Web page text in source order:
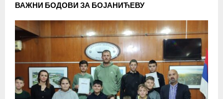
ВАЖНИ БОДОВИ ЗА БОЈАНИЋЕВУ